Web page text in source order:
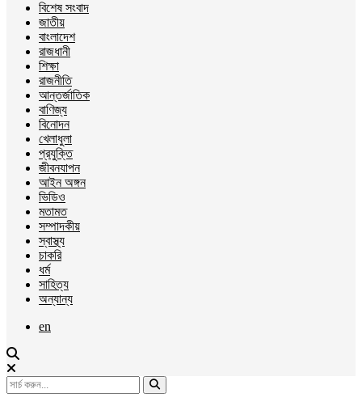
বিশেষ সংবাদ
জাতীয়
বাংলাদেশ
রাজধানী
শিক্ষা
রাজনীতি
আন্তর্জাতিক
বাণিজ্য
বিনোদন
খেলাধুলা
প্রযুক্তি
জীবনযাপন
আইন অঙ্গন
ভিডিও
মতামত
সম্পাদকীয়
স্বাস্থ্য
চাকরি
ধর্ম
সাহিত্য
অন্যান্য
en